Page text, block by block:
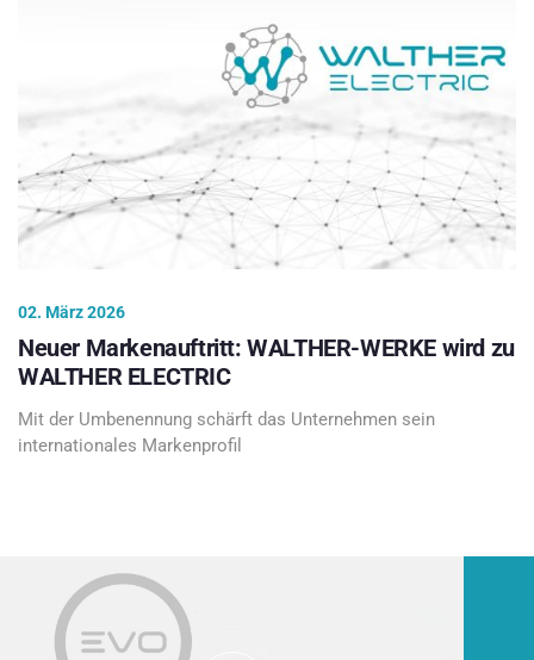
02. März 2026
Neuer Markenauftritt: WALTHER-WERKE wird zu
WALTHER ELECTRIC
Mit der Umbenennung schärft das Unternehmen sein
internationales Markenprofil